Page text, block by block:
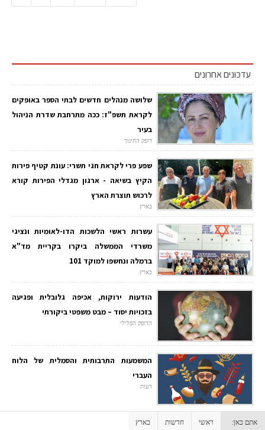
עדכונים אחרונים
שלושה מנהלים חדשים לבתי הספר באופקים
לקראת תשפ"ז: ככה מתרחבת שדרת הניהול
בעיר
דופק החינוך
שפע פרי לקראת חגי תשרי: עונת קטיף פירות
הקיץ בשיאה - ארגון מגדלי הפירות קורא
לרכוש תוצרת הארץ
בארץ
עשרות ראשי הלשכות הדו-לאומיות ונציגי
משרדי הממשלה ביקרו בקריית מד"א
ברמלה ונחשפו למוקד 101
בארץ
הודעות ירוקות, אכיפה גלובלית ופגיעה
בזכויות יסוד – מבט משפטי ביקורתי
הדופק הפלילי
המשמעות התרבותית והסמלית של הלוח
העברי
דעות
אתם כאן: ראשי חדשות בארץ